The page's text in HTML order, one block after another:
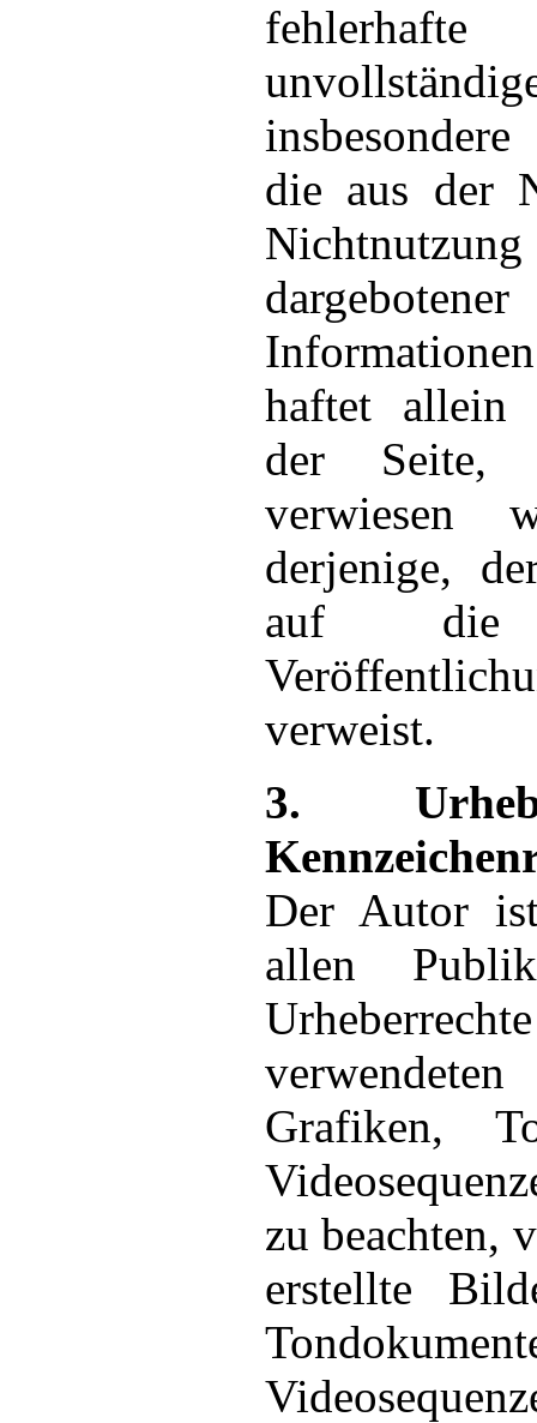
die aus der
dargebotener
haftet allein
der Seite,
verwiesen
derjenige,
auf die
verweist.
3.
Der Autor
allen
Grafiken,
zu beachten,
erstellte